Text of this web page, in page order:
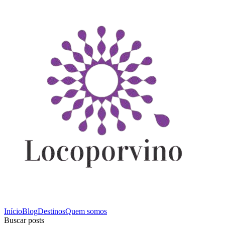
InícioBlogDestinosQuem somos
Buscar posts